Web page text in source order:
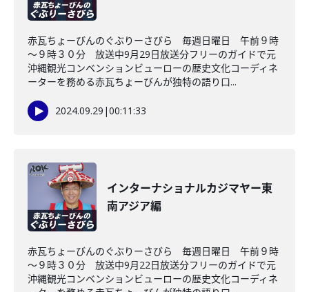
赤瓦ちょーびんのぐぶりーさびら 毎週日曜日 午前９時
～９時３０分 放送中9月29日放送分フリーのガイドで元
沖縄観光コンベンションビューローの歴史文化コーディネ
ーターを務める赤瓦ちょーびんが独特の語り口...
2024.09.29 |00:11:33
インターナショナルカジマヤー東
南アジア編
赤瓦ちょーびんのぐぶりーさびら 毎週日曜日 午前９時
～９時３０分 放送中9月22日放送分フリーのガイドで元
沖縄観光コンベンションビューローの歴史文化コーディネ